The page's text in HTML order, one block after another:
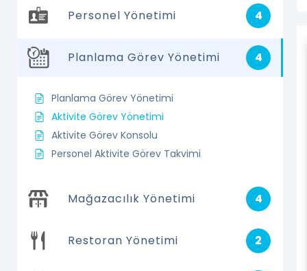
Personel Yönetimi 4
Planlama Görev Yönetimi 4
Planlama Görev Yönetimi
Aktivite Görev Yönetimi
Aktivite Görev Konsolu
Personel Aktivite Görev Takvimi
Mağazacılık Yönetimi 4
Restoran Yönetimi 2